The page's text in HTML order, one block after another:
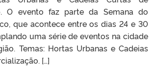
O evento faz parte da Semana do
que acontece entre os dias 24 e 30
uma série de eventos na cidade
Temas: Hortas Urbanas e Cadeias
[…]